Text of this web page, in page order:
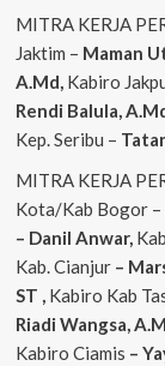
MITRA KERJA
Jaktim – Maman
A.Md, Kabiro
Rendi Balula,
Kep. Seribu –
MITRA KERJA
Kota/Kab Bogor –
– Danil Anwar,
Kab. Cianjur–
ST , Kabiro Kab
Riadi Wangsa,
Kabiro Ciamis –